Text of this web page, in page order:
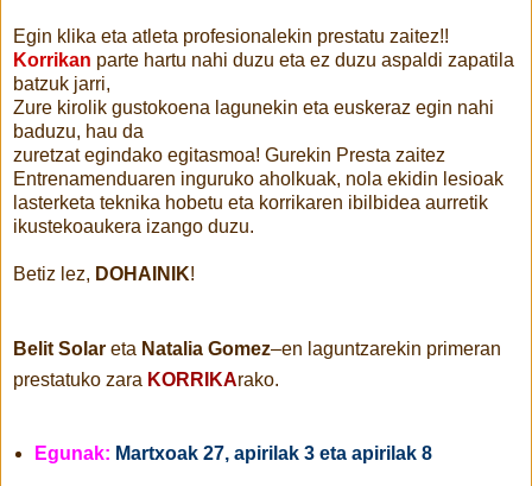
Egin klika eta atleta profesionalekin prestatu zaitez!!
Korrikan parte hartu nahi duzu eta ez duzu aspaldi zapatila
batzuk jarri,
Zure kirolik gustokoena lagunekin eta euskeraz egin nahi
baduzu, hau da
zuretzat egindako egitasmoa! Gurekin Presta zaitez
Entrenamenduaren inguruko aholkuak, nola ekidin lesioak
lasterketa teknika hobetu eta korrikaren ibilbidea aurretik
ikustekoaukera izango duzu.
Betiz lez, DOHAINIK!
Belit Solar eta Natalia Gomez–en laguntzarekin primeran
prestatuko zara KORRIKArako.
Egunak: Martxoak 27, apirilak 3 eta apirilak 8